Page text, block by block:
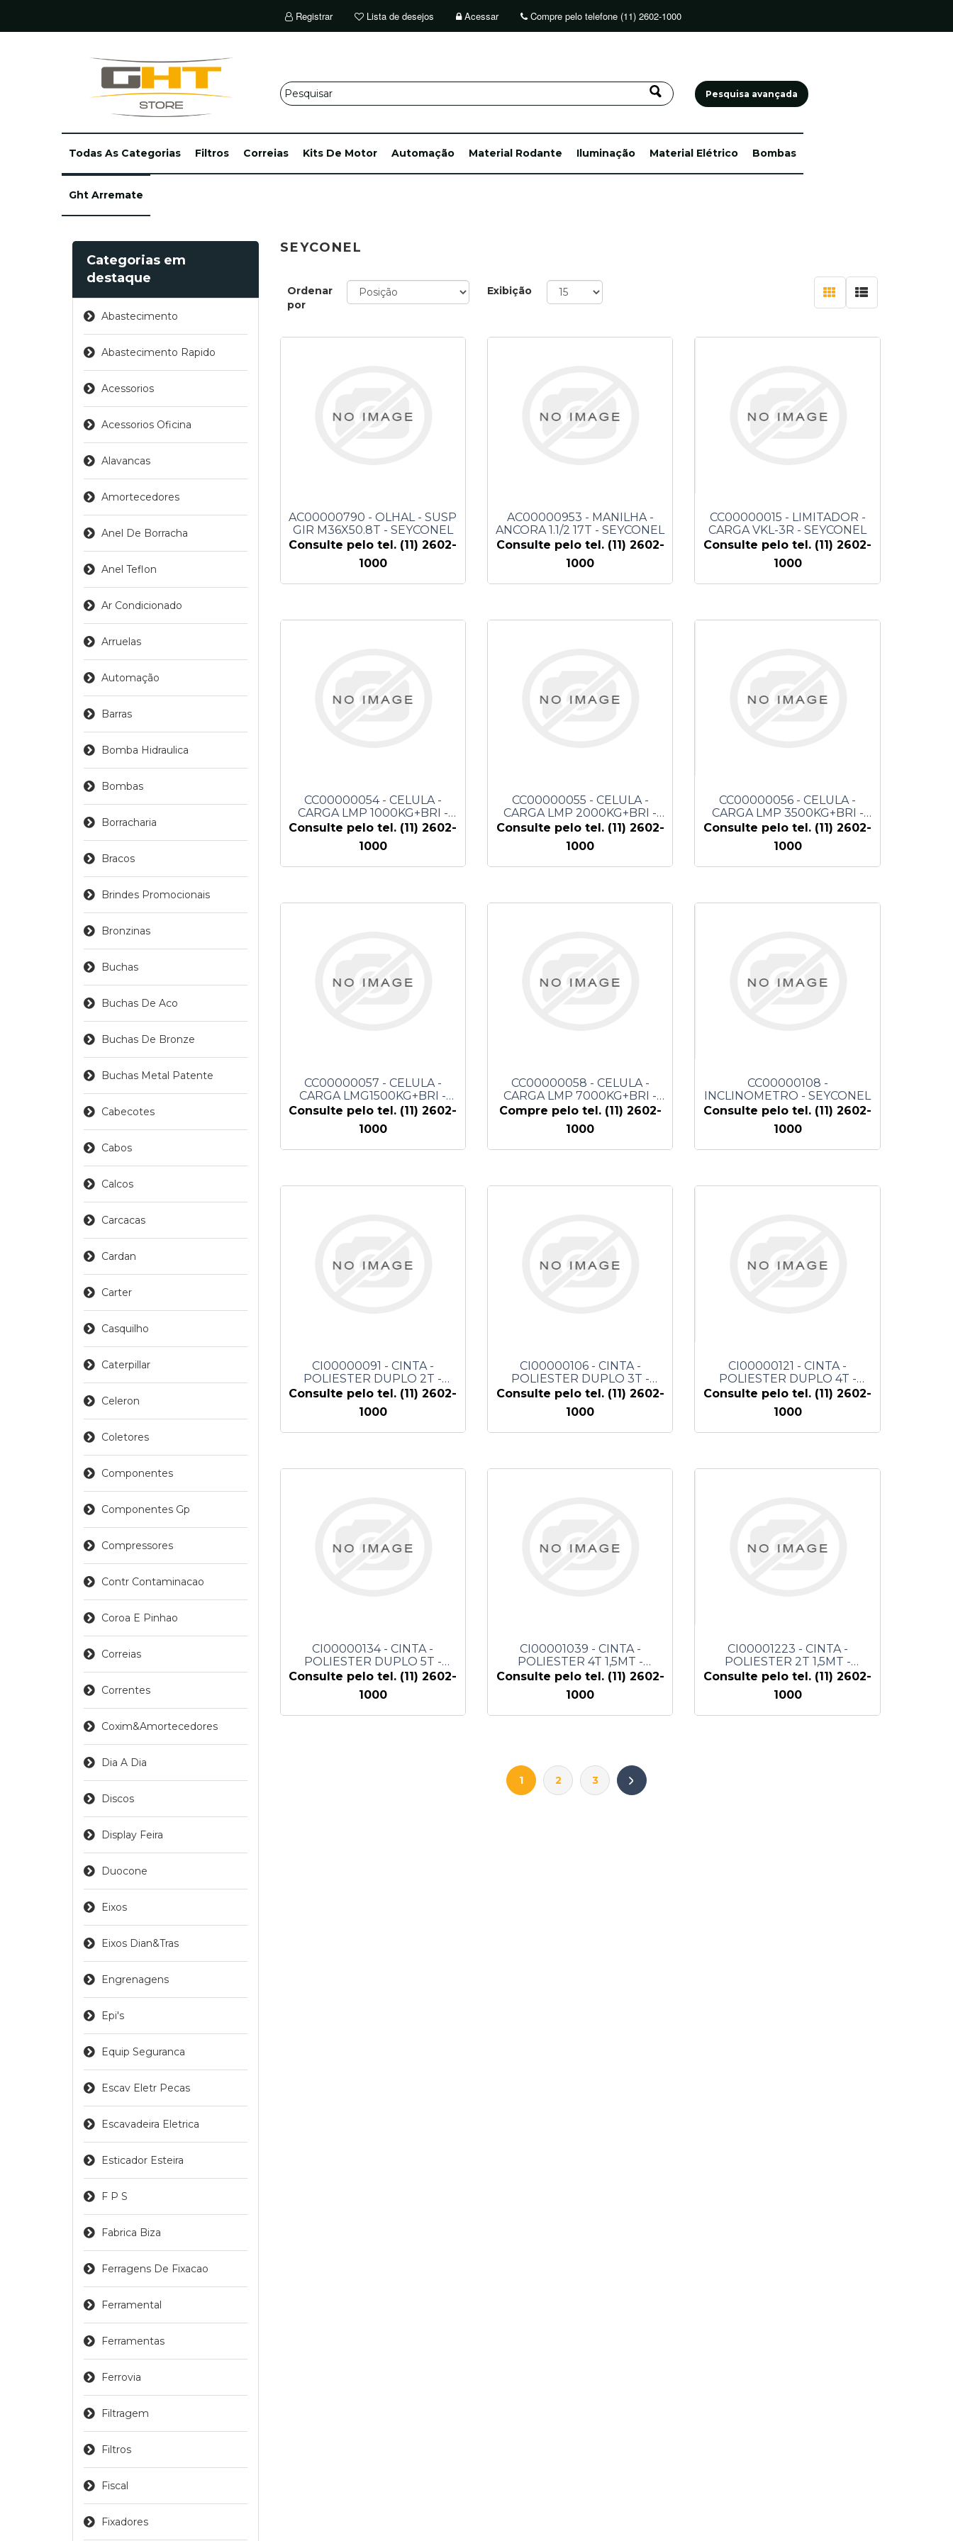
Registrar Lista de desejos Acessar Compre pelo telefone (11) 2602-1000
Pesquisa avançada
Todas As Categorias Filtros Correias Kits De Motor Automação Material Rodante Iluminação Material Elétrico Bombas
Ght Arremate
Categorias em
destaque
Abastecimento
Abastecimento Rapido
Acessorios
Acessorios Oficina
Alavancas
Amortecedores
Anel De Borracha
Anel Teflon
Ar Condicionado
Arruelas
Automação
Barras
Bomba Hidraulica
Bombas
Borracharia
Bracos
Brindes Promocionais
Bronzinas
Buchas
Buchas De Aco
Buchas De Bronze
Buchas Metal Patente
Cabecotes
Cabos
Calcos
Carcacas
Cardan
Carter
Casquilho
Caterpillar
Celeron
Coletores
Componentes
Componentes Gp
Compressores
Contr Contaminacao
Coroa E Pinhao
Correias
Correntes
Coxim&amortecedores
Dia A Dia
Discos
Display Feira
Duocone
Eixos
Eixos Dian&tras
Engrenagens
Epi's
Equip Seguranca
Escav Eletr Pecas
Escavadeira Eletrica
Esticador Esteira
F P S
Fabrica Biza
Ferragens De Fixacao
Ferramental
Ferramentas
Ferrovia
Filtragem
Filtros
Fiscal
Fixadores
SEYCONEL
Ordenar
por
Exibição
AC00000790 - OLHAL - SUSP
GIR M36X50.8T - SEYCONEL
Consulte pelo tel. (11) 2602-
1000
AC00000953 - MANILHA -
ANCORA 1.1/2 17T - SEYCONEL
Consulte pelo tel. (11) 2602-
1000
CC00000015 - LIMITADOR -
CARGA VKL-3R - SEYCONEL
Consulte pelo tel. (11) 2602-
1000
CC00000054 - CELULA -
CARGA LMP 1000KG+BRI -
SEYCONEL
Consulte pelo tel. (11) 2602-
1000
CC00000055 - CELULA -
CARGA LMP 2000KG+BRI -
SEYCONEL
Consulte pelo tel. (11) 2602-
1000
CC00000056 - CELULA -
CARGA LMP 3500KG+BRI -
SEYCONEL
Consulte pelo tel. (11) 2602-
1000
CC00000057 - CELULA -
CARGA LMG1500KG+BRI -
SEYCONEL
Consulte pelo tel. (11) 2602-
1000
CC00000058 - CELULA -
CARGA LMP 7000KG+BRI -
SEYCONEL
Compre pelo tel. (11) 2602-
1000
CC00000108 -
INCLINOMETRO - SEYCONEL
Consulte pelo tel. (11) 2602-
1000
CI00000091 - CINTA -
POLIESTER DUPLO 2T -
SEYCONEL
Consulte pelo tel. (11) 2602-
1000
CI00000106 - CINTA -
POLIESTER DUPLO 3T -
SEYCONEL
Consulte pelo tel. (11) 2602-
1000
CI00000121 - CINTA -
POLIESTER DUPLO 4T -
SEYCONEL
Consulte pelo tel. (11) 2602-
1000
CI00000134 - CINTA -
POLIESTER DUPLO 5T -
SEYCONEL
Consulte pelo tel. (11) 2602-
1000
CI00001039 - CINTA -
POLIESTER 4T 1,5MT -
SEYCONEL
Consulte pelo tel. (11) 2602-
1000
CI00001223 - CINTA -
POLIESTER 2T 1,5MT -
SEYCONEL
Consulte pelo tel. (11) 2602-
1000
1 2 3